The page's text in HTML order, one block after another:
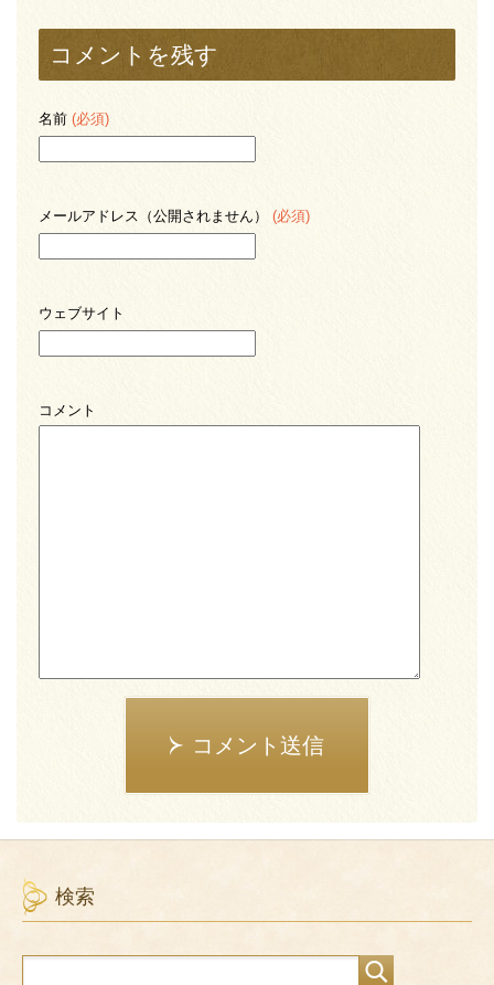
コメントを残す
名前 (必須)
メールアドレス（公開されません） (必須)
ウェブサイト
コメント
コメント送信
検索